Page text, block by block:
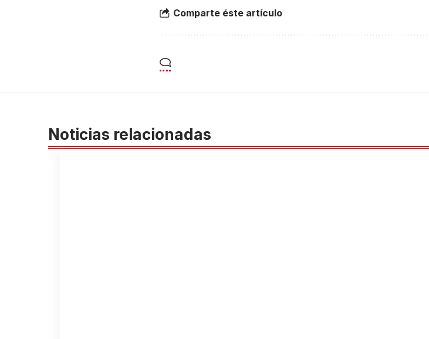
Comparte éste artículo
Noticias relacionadas